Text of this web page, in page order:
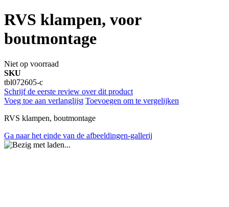
RVS klampen, voor
boutmontage
Niet op voorraad
SKU
tbl072605-c
Schrijf de eerste review over dit product
Voeg toe aan verlanglijst Toevoegen om te vergelijken
RVS klampen, boutmontage
Ga naar het einde van de afbeeldingen-gallerij